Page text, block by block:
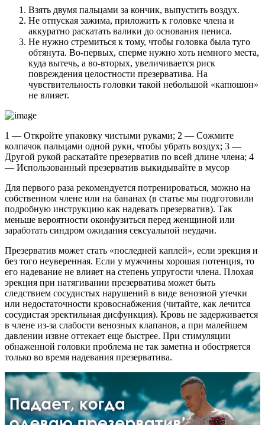
Взять двумя пальцами за кончик, выпустить воздух.
Не отпуская зажима, приложить к головке члена и
аккуратно раскатать валики до основания пениса.
Не нужно стремиться к тому, чтобы головка была туго
обтянута. Во-первых, сперме нужно хоть немного места,
куда вытечь, а во-вторых, увеличивается риск
повреждения целостности презерватива. На
чувствительность головки такой небольшой «капюшон»
не влияет.
1 — Откройте упаковку чистыми руками; 2 — Сожмите
колпачок пальцами одной руки, чтобы убрать воздух; 3 —
Другой рукой раскатайте презерватив по всей длине члена; 4
— Использованный презерватив выкидывайте в мусор
Для первого раза рекомендуется потренироваться, можно на
собственном члене или на бананах (в статье мы подготовили
подробную инструкцию как надевать презерватив). Так
меньше вероятности оконфузиться перед женщиной или
заработать синдром ожидания сексуальной неудачи.
Презерватив может стать «последней каплей», если эрекция и
без того неуверенная. Если у мужчины хорошая потенция, то
его надевание не влияет на степень упругости члена. Плохая
эрекция при натягивании презерватива может быть
следствием сосудистых нарушений в виде венозной утечки
или недостаточности кровоснабжения (читайте, как лечится
сосудистая эректильная дисфункция). Кровь не задерживается
в члене из-за слабости венозных клапанов, а при малейшем
давлении извне оттекает еще быстрее. При стимуляции
обнаженной головки проблема не так заметна и обостряется
только во время надевания презерватива.